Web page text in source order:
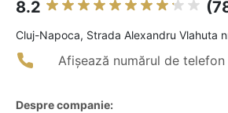
8.2
Cluj-Napoca, Strada Alexandru Vlahuta
Afișează numărul de telefon
Despre companie: